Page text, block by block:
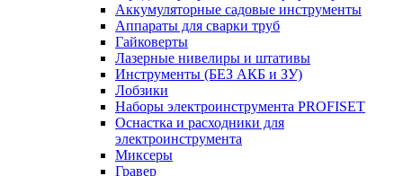
Аккумуляторные садовые инструменты
Аппараты для сварки труб
Гайковерты
Лазерные нивелиры и штативы
Инструменты (БЕЗ АКБ и ЗУ)
Лобзики
Наборы электроинструмента PROFISET
Оснастка и расходники для
электроинструмента
Миксеры
Гравер